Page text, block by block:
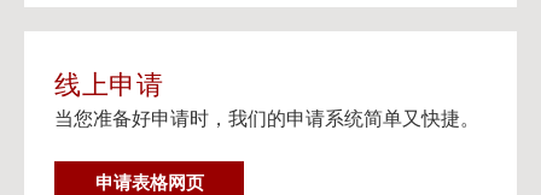
阅读更多
线上申请
当您准备好申请时，我们的申请系统简单又快捷。
申请表格网页